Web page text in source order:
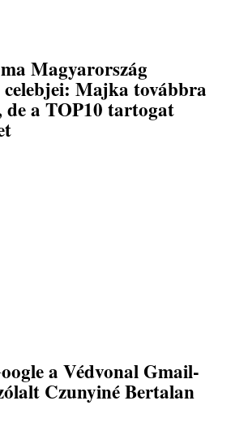
Magyarország
celebjei: Majka továbbra
de a TOP10 tartogat
a Védvonal Gmail-
Czunyiné Bertalan